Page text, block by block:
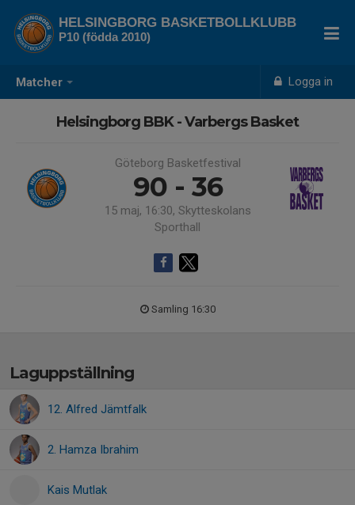
Matcher Logga in
HELSINGBORG BASKETBOLLKLUBB
P10 (födda 2010)
Helsingborg BBK - Varbergs Basket
Göteborg Basketfestival
90 - 36
15 maj, 16:30, Skytteskolans
Sporthall
Samling 16:30
Laguppställning
12. Alfred Jämtfalk
2. Hamza Ibrahim
Kais Mutlak